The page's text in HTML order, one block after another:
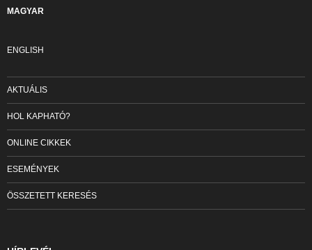
MAGYAR
ENGLISH
AKTUÁLIS
HOL KAPHATÓ?
ONLINE CIKKEK
ESEMÉNYEK
ÖSSZETETT KERESÉS